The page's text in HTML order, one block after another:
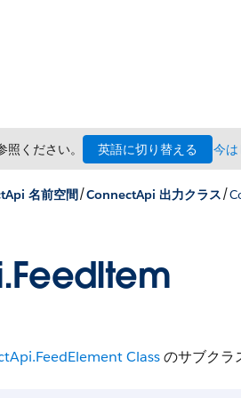
照ください。 英語に切り替える 今は
名前空間/ConnectApi 出力クラス/
Classのサブクラ